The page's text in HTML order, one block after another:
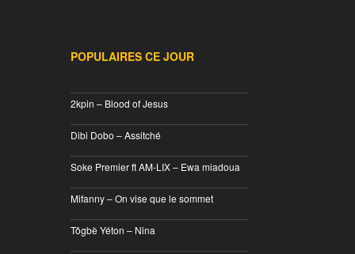
POPULAIRES CE JOUR
2kpin – Blood of Jesus
Dibi Dobo – Assitché
Soke Premier ft AM-LIX – Ewa miadoua
Mifanny – On vise que le sommet
Tôgbè Yéton – Nina